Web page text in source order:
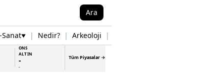
Ara
▼ | Nedir? | Arkeoloji |
ONS
ALTIN
-
-
Tüm Piyasalar →